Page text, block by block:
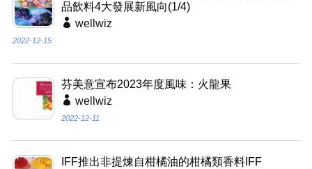
品飲料4大發展新風向(1/4)
wellwiz
2022-12-15
芬美意宣布2023年度風味：火龍果
wellwiz
2022-12-11
IFF推出非提煉自柑橘油的柑橘類香料IFF